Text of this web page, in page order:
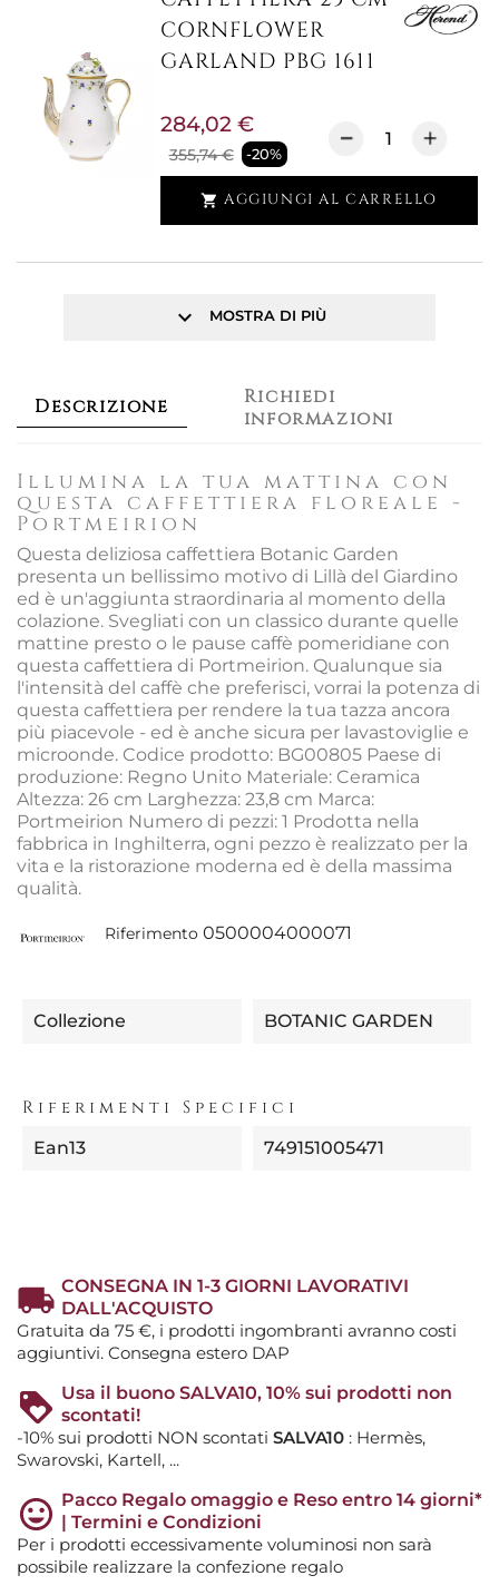
CORNFLOWER
GARLAND PBG 1611
355,74 € -20%
284,02 €
 AGGIUNGI AL CARRELLO
keyboard_arrow_down MOSTRA DI PIÙ
Descrizione
Richiedi
informazioni
Illumina la tua mattina con
questa caffettiera floreale -
Portmeirion
Questa deliziosa caffettiera Botanic Garden
presenta un bellissimo motivo di Lillà del Giardino
ed è un'aggiunta straordinaria al momento della
colazione. Svegliati con un classico durante quelle
mattine presto o le pause caffè pomeridiane con
questa caffettiera di Portmeirion. Qualunque sia
l'intensità del caffè che preferisci, vorrai la potenza di
questa caffettiera per rendere la tua tazza ancora
più piacevole - ed è anche sicura per lavastoviglie e
microonde. Codice prodotto: BG00805 Paese di
produzione: Regno Unito Materiale: Ceramica
Altezza: 26 cm Larghezza: 23,8 cm Marca:
Portmeirion Numero di pezzi: 1 Prodotta nella
fabbrica in Inghilterra, ogni pezzo è realizzato per la
vita e la ristorazione moderna ed è della massima
qualità.
Riferimento 0500004000071
Collezione BOTANIC GARDEN
Riferimenti Specifici
Ean13 749151005471
CONSEGNA IN 1-3 GIORNI LAVORATIVI
DALL'ACQUISTO
Gratuita da 75 €, i prodotti ingombranti avranno costi
aggiuntivi. Consegna estero DAP
Usa il buono SALVA10, 10% sui prodotti non
scontati!
-10% sui prodotti NON scontati SALVA10 : Hermès,
Swarovski, Kartell, ...
Pacco Regalo omaggio e Reso entro 14 giorni*
| Termini e Condizioni
Per i prodotti eccessivamente voluminosi non sarà
possibile realizzare la confezione regalo